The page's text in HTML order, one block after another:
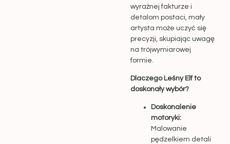
wyraźnej fakturze i
detalom postaci, mały
artysta może uczyć się
precyzji, skupiając uwagę
na trójwymiarowej
formie.
Dlaczego Leśny Elf to
doskonały wybór?
Doskonalenie
motoryki:
Malowanie
pędzelkiem detali